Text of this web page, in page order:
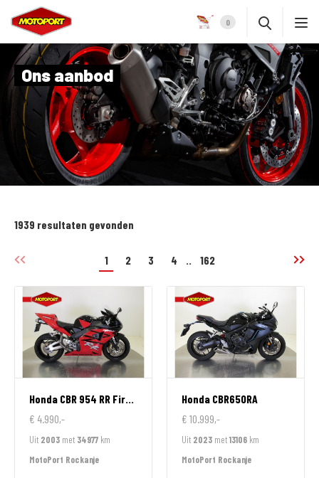
0
Ons aanbod
1939 resultaten gevonden
1 2 3 4 .. 162
Honda CBR 954 RR FireBlade
€ 4.990,-
Uit 2003 met 34977 km
MotoPort Rockanje
Honda CBR650RA
€ 10.999,-
Uit 2023 met13106 km
MotoPort Rockanje